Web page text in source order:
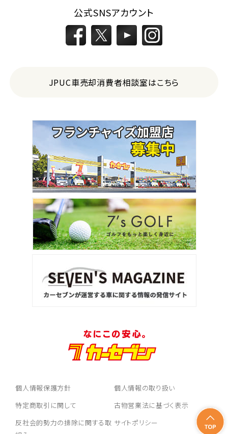
公式SNSアカウント
JPUC車売却消費者相談室はこちら
個人情報保護方針
個人情報の取り扱い
特定商取引に関して
古物営業法に基づく表示
反社会的勢力の排除に関する取 サイトポリシー